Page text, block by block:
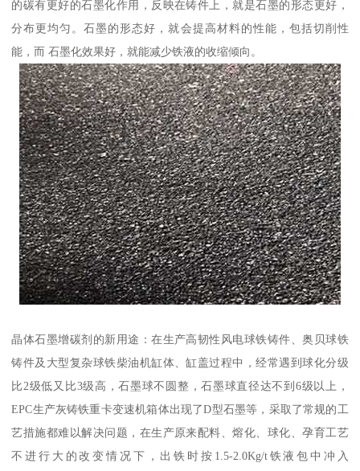
的碳有更好的石墨化作用，反映在铸件上，就是石墨的形态更好，
分布更均匀。石墨的形态好，就会提高材料的性能，包括切削性
能，而 石墨化效果好，就能减少铁液的收缩倾向。
晶体石墨增碳剂的新用途：在生产高韧性风电球铁铸件、奥贝球铁
铸件及大型复杂球铁柴油机缸体、缸盖过程中，经常遇到球化分级
比2级低又比3级高，石墨球不圆整，石墨球直径达不到6级以上，
EPC生产灰铸铁重卡变速机箱体出现了D型石墨等，采取了常规的工
艺措施都难以解决问题，在生产原来配料、熔化、球化、孕育工艺
不进行大的改变情况下，出铁时按1.5-2.0Kg/t铁液包中冲入